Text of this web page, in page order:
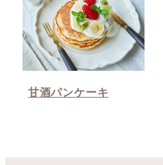
甘酒パンケーキ